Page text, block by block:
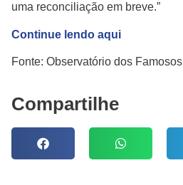
uma reconciliação em breve.”
Continue lendo aqui
Fonte: Observatório dos Famosos
Compartilhe